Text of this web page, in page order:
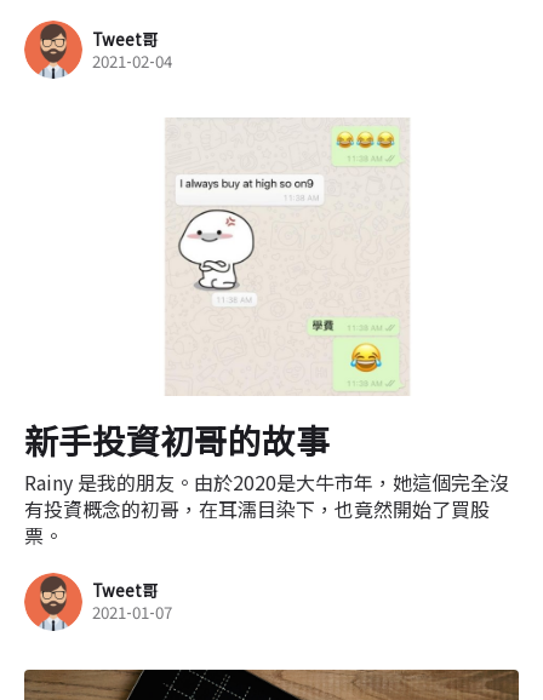
Tweet哥
2021-02-04
新手投資初哥的故事
Rainy 是我的朋友。由於2020是大牛市年，她這個完全沒
有投資概念的初哥，在耳濡目染下，也竟然開始了買股
票。
Tweet哥
2021-01-07